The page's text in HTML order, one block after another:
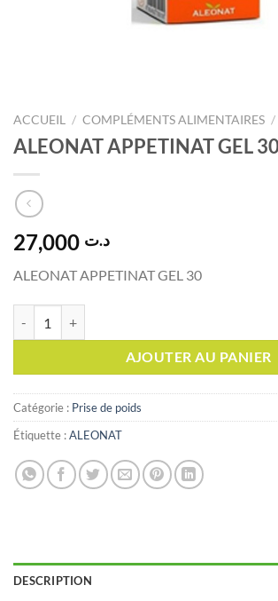
ACCUEIL / COMPLÉMENTS ALIMENTAIRES /
ALEONAT APPETINAT GEL
د.ت
ALEONAT APPETINAT GEL 30
AJOUTER AU PANIER
Catégorie : Prise de poids
Étiquette :ALEONAT
DESCRIPTION